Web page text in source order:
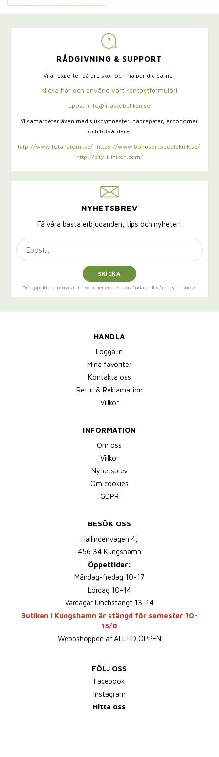
RÅDGIVNING & SUPPORT
Vi är experter på bra skor och hjälper dig gärna!
Klicka här och använd vårt kontaktformulär!
Epost: info@lillaskobutiken.se
Vi samarbetar även med sjukgymnaster, naprapater, ergonomer
och fotvårdare.
http://www.fotanatomi.se/
https://www.bohusortopedteknik.se/
http://city-kliniken.com/
NYHETSBREV
Få våra bästa erbjudanden, tips och nyheter!
SKICKA
De uppgifter du matar in kommer endast användas till våra nyhetsbrev.
HANDLA
Logga in
Mina favoriter
Kontakta oss
Retur & Reklamation
Villkor
INFORMATION
Om oss
Villkor
Nyhetsbrev
Om cookies
GDPR
BESÖK OSS
Hallindenvägen 4,
456 34 Kungshamn
Öppettider:
Måndag-fredag 10-17
Lördag 10-14
Vardagar lunchstängt 13-14
Butiken i Kungshamn är stängd för semester 10-
15/8
Webbshoppen är ALLTID ÖPPEN
FÖLJ OSS
Facebook
Instagram
Hitta oss